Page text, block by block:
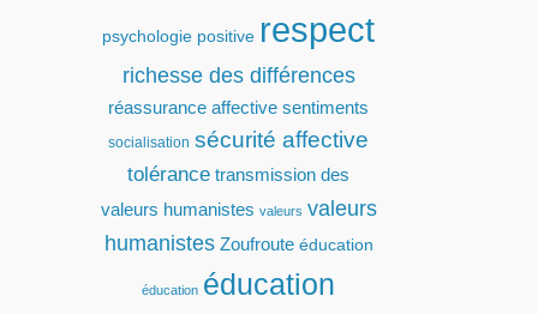
psychologie positive respect
richesse des différences
réassurance affective sentiments
socialisation sécurité affective
tolérance transmission des
valeurs humanistes valeurs valeurs
humanistes Zoufroute éducation
éducation éducation